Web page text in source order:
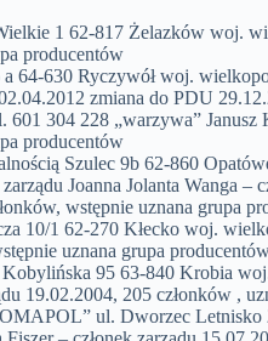
1 62-817 Żelazków woj.
producentów
630 Ryczywół woj.
zmiana do PDU
304 228 „warzywa”
producentów
Szulec 9b 62-860
Joanna Jolanta Wanga
wstępnie uznana grupa
10/1 62-270 Kłecko woj.
uznana grupa
95 63-840 Krobia
19.02.2004, 205 członków ,
ul. Dworzec